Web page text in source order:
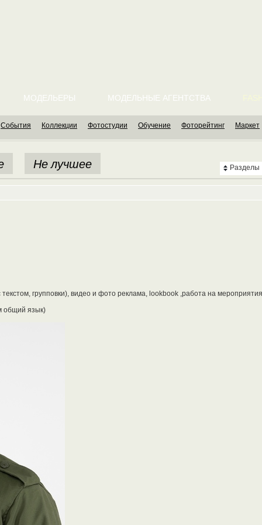
МОДЕЛЬЕРЫ МОДЕЛЬНЫЕ АГЕНТСТВА
События Коллекции Фотостудии Обучение Фоторейтинг Маркет
Разделы
Не лучшее
групповки), видео и фото реклама, lookbook ,работа на
общий язык)